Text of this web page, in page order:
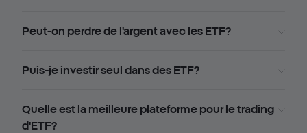
Peut-on perdre de l'argent avec les ETF?
Puis-je investir seul dans des ETF?
Quelle est la meilleure plateforme pour le trading
d'ETF?